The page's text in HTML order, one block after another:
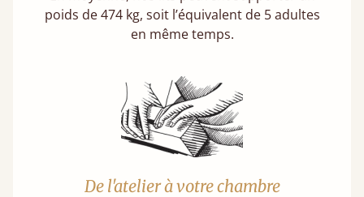
poids de 474 kg, soit l’équivalent de 5 adultes
en même temps.
De l'atelier à votre chambre